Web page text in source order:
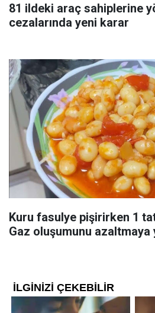
81 ildeki araç sahiplerine
cezalarında yeni karar
Kuru fasulye pişirirken 1
Gaz oluşumunu azaltmaya